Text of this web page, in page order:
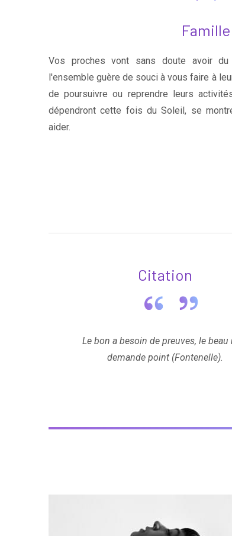
Famille
Vos proches vont sans doute avoir
l'ensemble guère de souci à vous faire à
de poursuivre ou reprendre leurs
dépendront cette fois du Soleil, se
aider.
Citation
Le bon a besoin de preuves, le beau
demande point (Fontenelle).